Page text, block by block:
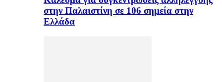
στην Παλαιστίνη σε 106 σημεία στην
Ελλάδα